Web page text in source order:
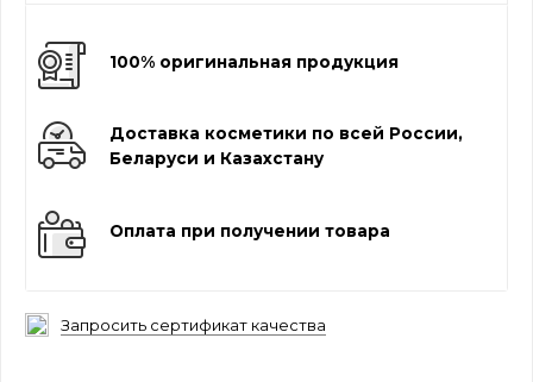
100% оригинальная продукция
Доставка косметики по всей России,
Беларуси и Казахстану
Оплата при получении товара
Запросить сертификат качества